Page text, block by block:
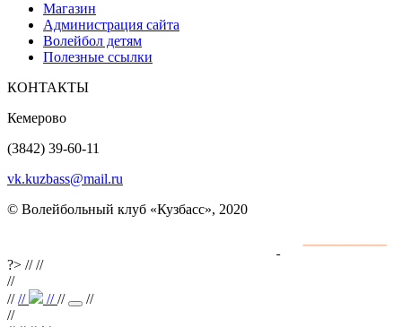
Магазин
Администрация сайта
Волейбол детям
Полезные ссылки
КОНТАКТЫ
Кемерово
(3842) 39-60-11
vk.kuzbass@mail.ru
© Волейбольный клуб «Кузбасс», 2020
?> ////
//
//// ////
//
//